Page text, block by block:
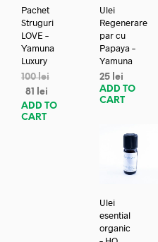
Pachet
Struguri
LOVE –
Yamuna
Luxury
100lei
81
lei
ADD TO
CART
Ulei
Regenerare
par cu
Papaya –
Yamuna
25 lei
ADD TO
CART
Ulei
esential
organic